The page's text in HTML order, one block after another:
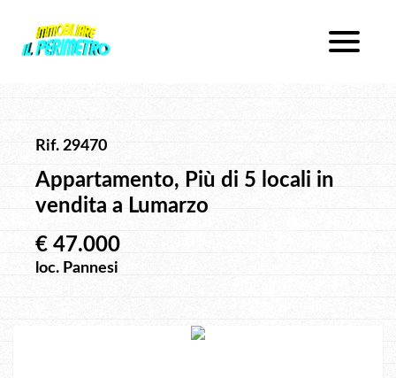
Immobili In Vendita
Chi Siamo
Servizi Proposti
Lascia Una Richiesta
Proponi Un Immobile
Lavora Con Noi
Contatti
Rif. 29470
Appartamento, Più di 5 locali in
vendita a Lumarzo
€ 47.000
loc. Pannesi